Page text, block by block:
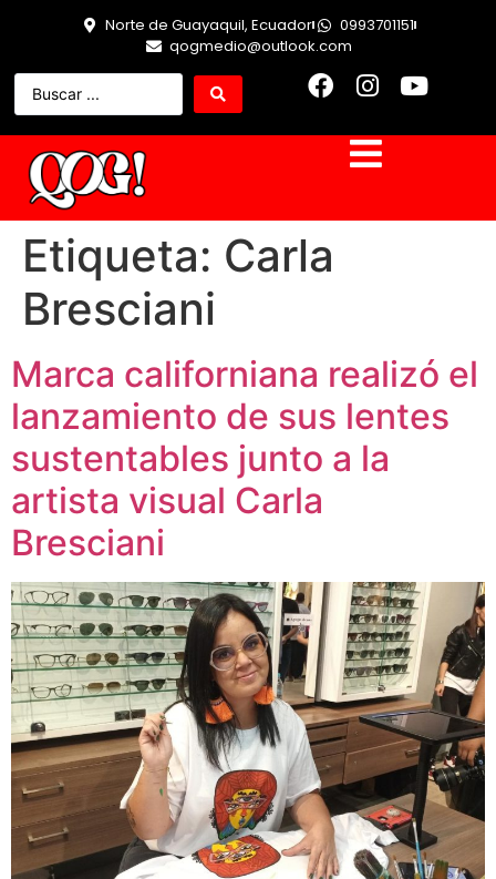
Norte de Guayaquil, Ecuador
0993701151
qogmedio@outlook.com
Etiqueta: Carla
Bresciani
Marca californiana realizó el
lanzamiento de sus lentes
sustentables junto a la
artista visual Carla
Bresciani